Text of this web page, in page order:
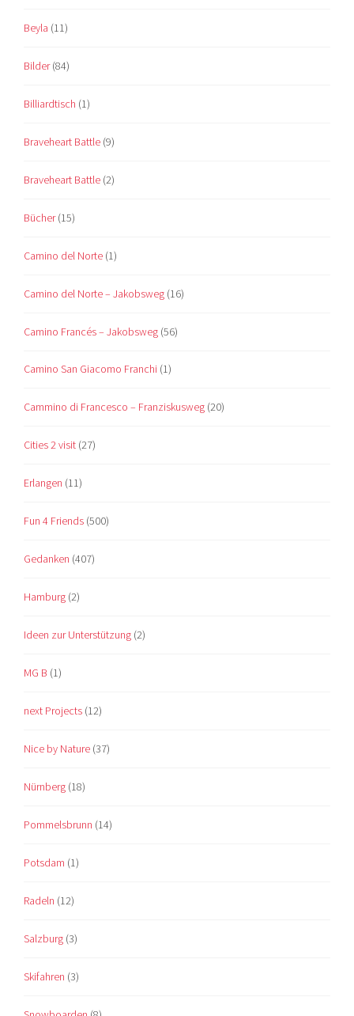
Beyla (11)
Bilder(84)
Billiardtisch (1)
Braveheart Battle (9)
Braveheart Battle (2)
Bücher(15)
Camino del Norte (1)
Camino del Norte – Jakobsweg (16)
Camino Francés – Jakobsweg (56)
Camino San Giacomo Franchi (1)
Cammino di Francesco – Franziskusweg (20)
Cities 2 visit (27)
Erlangen (11)
Fun 4 Friends (500)
Gedanken (407)
Hamburg (2)
Ideen zur Unterstützung (2)
MG B (1)
next Projects (12)
Nice by Nature (37)
Nürnberg (18)
Pommelsbrunn (14)
Potsdam (1)
Radeln (12)
Salzburg (3)
Skifahren (3)